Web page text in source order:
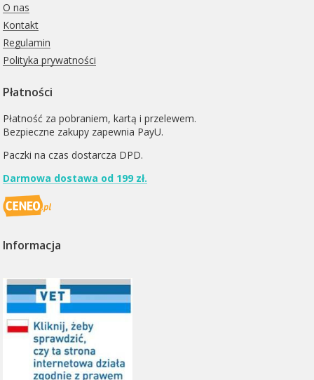
O nas
Kontakt
Regulamin
Polityka prywatności
Płatności
Płatność za pobraniem, kartą i przelewem.
Bezpieczne zakupy zapewnia PayU.
Paczki na czas dostarcza DPD.
Darmowa dostawa od 199 zł.
Informacja